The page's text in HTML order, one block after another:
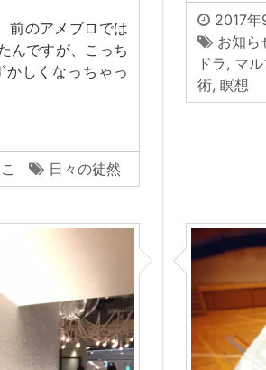
のアメブロでは
んですが、こっち
しくなっちゃっ
日々の徒然
2017
お知ら
ドラ, マ
術,瞑想